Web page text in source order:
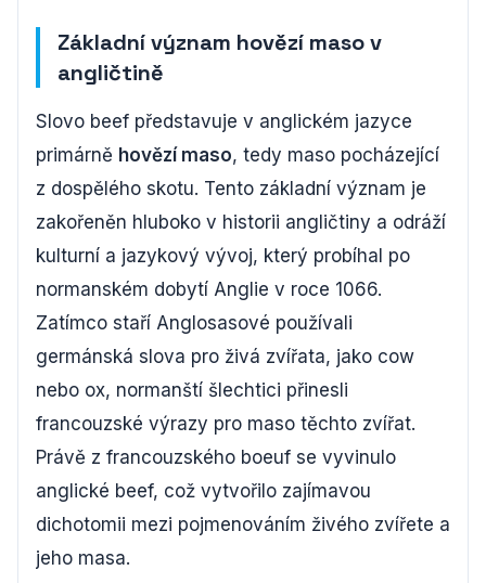
Základní význam hovězí maso v
angličtině
Slovo beef představuje v anglickém jazyce
primárně hovězí maso, tedy maso pocházející
z dospělého skotu. Tento základní význam je
zakořeněn hluboko v historii angličtiny a odráží
kulturní a jazykový vývoj, který probíhal po
normanském dobytí Anglie v roce 1066.
Zatímco staří Anglosasové používali
germánská slova pro živá zvířata, jako cow
nebo ox, normanští šlechtici přinesli
francouzské výrazy pro maso těchto zvířat.
Právě z francouzského boeuf se vyvinulo
anglické beef, což vytvořilo zajímavou
dichotomii mezi pojmenováním živého zvířete a
jeho masa.